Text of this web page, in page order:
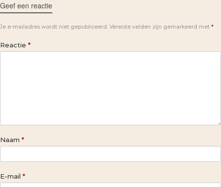
Geef een reactie
Je e-mailadres wordt niet gepubliceerd. Vereiste velden zijn gemarkeerd met *
Reactie *
Naam *
E-mail *